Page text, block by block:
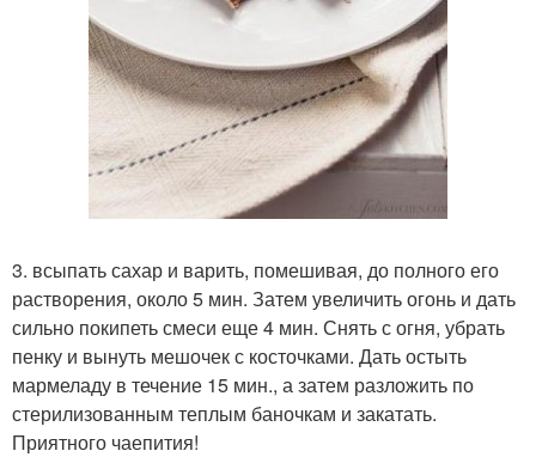
3. всыпать сахар и варить, помешивая, до полного его
растворения, около 5 мин. Затем увеличить огонь и дать
сильно покипеть смеси еще 4 мин. Снять с огня, убрать
пенку и вынуть мешочек с косточками. Дать остыть
мармеладу в течение 15 мин., а затем разложить по
стерилизованным теплым баночкам и закатать.
Приятного чаепития!